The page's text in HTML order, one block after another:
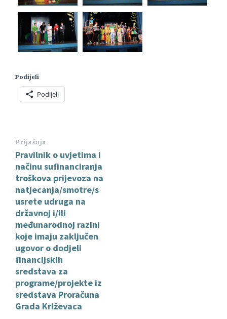
Podijeli
Podijeli
Prijašnja
Pravilnik o uvjetima i
načinu sufinanciranja
troškova prijevoza na
natjecanja/smotre/s
usrete udruga na
državnoj i/ili
međunarodnoj razini
koje imaju zaključen
ugovor o dodjeli
financijskih
sredstava za
programe/projekte iz
sredstava Proračuna
Grada Križevaca